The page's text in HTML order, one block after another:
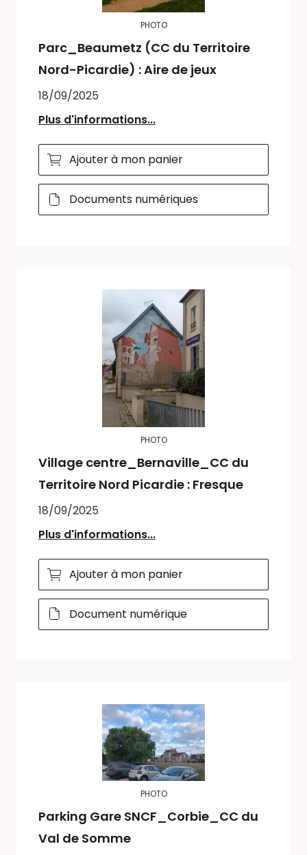
PHOTO
Parc_Beaumetz (CC du Territoire
Nord-Picardie) : Aire de jeux
18/09/2025
Plus d'informations...
Ajouter à mon panier
Documents numériques
PHOTO
Village centre_Bernaville_CC du
Territoire Nord Picardie : Fresque
18/09/2025
Plus d'informations...
Ajouter à mon panier
Document numérique
PHOTO
Parking Gare SNCF_Corbie_CC du
Val de Somme